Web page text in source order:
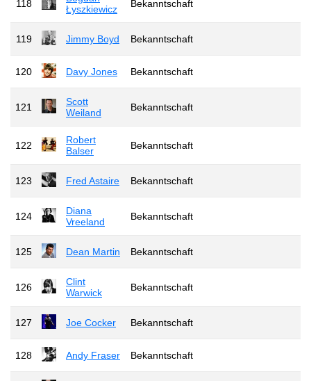
118
Łyszkiewicz
Bekanntschaft
119 Jimmy Boyd Bekanntschaft
120 Davy Jones Bekanntschaft
121
Scott
Weiland
Bekanntschaft
122
Robert
Balser
Bekanntschaft
123 Fred Astaire Bekanntschaft
124
Diana
Vreeland
Bekanntschaft
125 Dean Martin Bekanntschaft
126
Clint
Warwick
Bekanntschaft
127 Joe Cocker Bekanntschaft
128 Andy Fraser Bekanntschaft